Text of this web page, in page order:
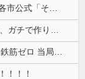
！！！